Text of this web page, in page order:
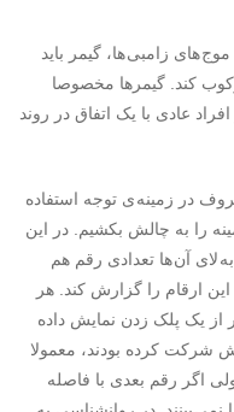
های زامبی ها، گیمر باید
کند. گیمرها مخصوصا
عادی با یک اتفاق در روند
در زمینه ی توجه استفاده
را به چالش بکشیم. در این
لای آن ها تعدادی رقم هم
ارقام را گزارش کند. هر
کوتاه تر از یک پلک زدن نمایش داده
شرکت کرده بودند، معمولا
اگر رقم بعدی با فاصله